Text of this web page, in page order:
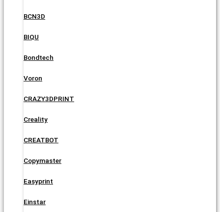
BCN3D
BIQU
Bondtech
Voron
CRAZY3DPRINT
Creality
CREATBOT
Copymaster
Easyprint
Einstar